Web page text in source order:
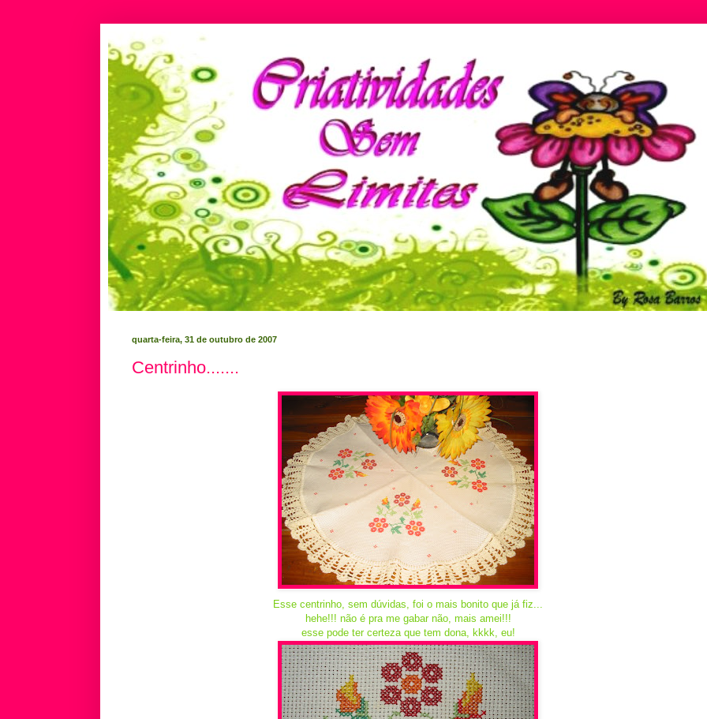
quarta-feira, 31 de outubro de 2007
Centrinho.......
Esse centrinho, sem dúvidas, foi o mais bonito que já fiz...
hehe!!! não é pra me gabar não, mais amei!!!
esse pode ter certeza que tem dona, kkkk, eu!